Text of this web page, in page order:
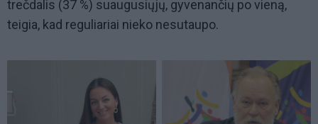
trečdalis (37 %) suaugusiųjų, gyvenančių po vieną,
teigia, kad reguliariai nieko nesutaupo.